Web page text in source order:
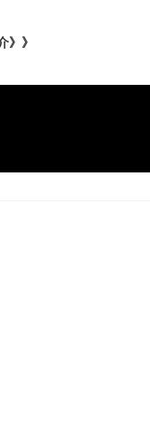
》》